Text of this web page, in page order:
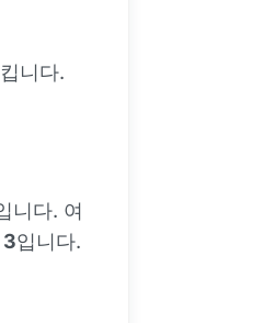
니다.
니다. 여
3입니다.